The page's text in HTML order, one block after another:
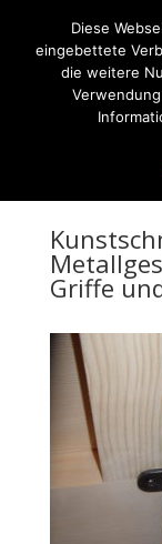
Seite wählen
Griffe
Diese
eingebettete
die weitere